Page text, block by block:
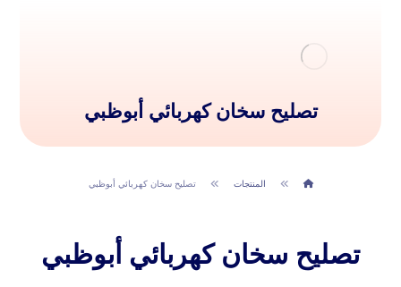
تصليح سخان كهربائي أبوظبي
المنتجات تصليح سخان كهربائي أبوظبي
تصليح سخان كهربائي أبوظبي